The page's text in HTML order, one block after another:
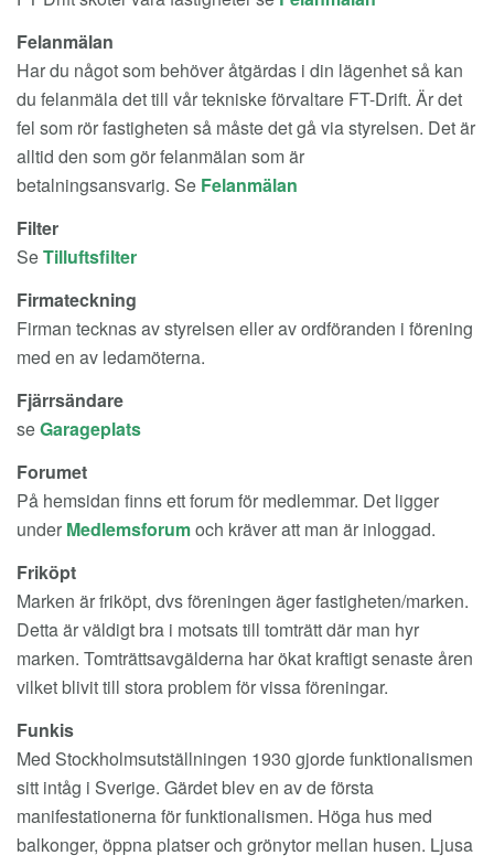
Felanmälan
Har du något som behöver åtgärdas i din lägenhet så kan
du felanmäla det till vår tekniske förvaltare FT-Drift. Är det
fel som rör fastigheten så måste det gå via styrelsen. Det är
alltid den som gör felanmälan som är
betalningsansvarig. Se Felanmälan
Filter
SeTilluftsfilter
Firmateckning
Firman tecknas av styrelsen eller av ordföranden i förening
med en av ledamöterna.
Fjärrsändare
seGarageplats
Forumet
På hemsidan finns ett forum för medlemmar. Det ligger
under Medlemsforumoch kräver att man är inloggad.
Friköpt
Marken är friköpt, dvs föreningen äger fastigheten/marken.
Detta är väldigt bra i motsats till tomträtt där man hyr
marken. Tomträttsavgälderna har ökat kraftigt senaste åren
vilket blivit till stora problem för vissa föreningar.
Funkis
Med Stockholmsutställningen 1930 gjorde funktionalismen
sitt intåg i Sverige. Gärdet blev en av de första
manifestationerna för funktionalismen. Höga hus med
balkonger, öppna platser och grönytor mellan husen. Ljusa